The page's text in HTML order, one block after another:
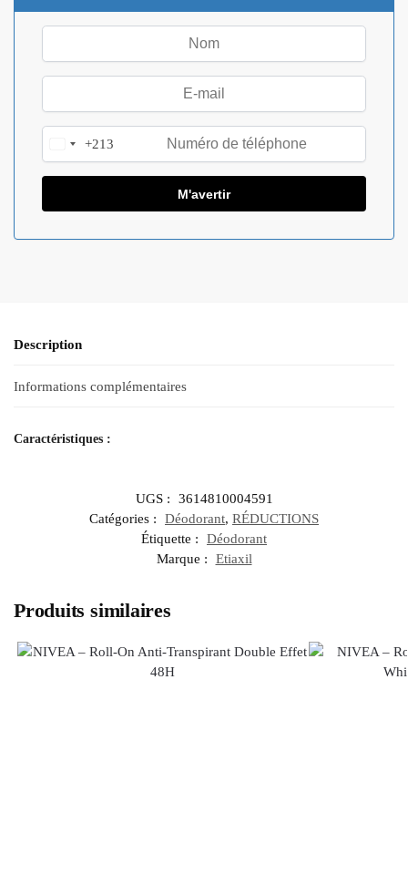
e
3
+213
Description
Informations complémentaires
Caractéristiques :
UGS :
3614810004591
Catégories :
Déodorant, RÉDUCTIONS
Étiquette :
Déodorant
Marque :
Etiaxil
Produits similaires